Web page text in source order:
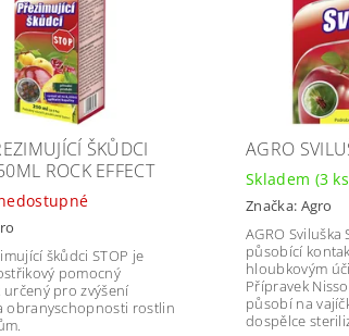
ŠKŮDCI
ROCK EFFECT
škůdci STOP je
pomocný
pro zvýšení
obranyschopnosti rostlin
AGRO
Skladem (3
Značka: Agro
AGRO
působící
hloubkovým
Přípravek
působí na
dospělce